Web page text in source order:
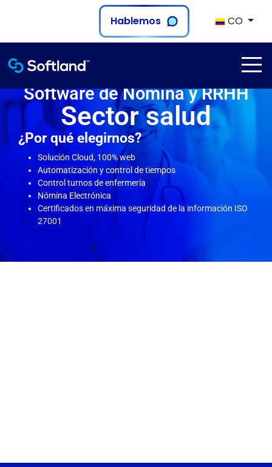
Hablemos CO
Software de Nómina y RRHH
Sector salud
¿Por qué elegirnos?
Solución Cloud, 100% web
Automatización y control de tiempos
Control turnos de enfermería
Nómina Electrónica
Certificados en máxima seguridad de la información ISO
27001